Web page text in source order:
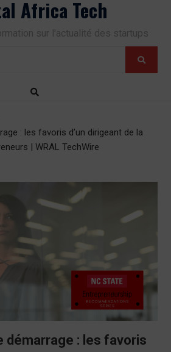
Africa Tech
sur l'actualité des startups
: les favoris d’un dirigeant de la
| WRAL TechWire
démarrage : les favoris